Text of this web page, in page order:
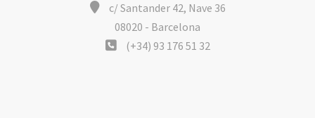
c/ Santander 42, Nave 36
08020 - Barcelona
(+34) 93 176 51 32